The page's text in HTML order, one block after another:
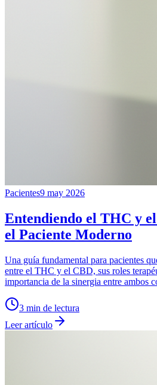
Pacientes9 may 2026
Entendiendo el THC y
el Paciente Moderno
Una guía fundamental para pacientes
entre el THC y el CBD, sus roles
importancia de la sinergia entre ambos
3 min de lectura
Leer artículo